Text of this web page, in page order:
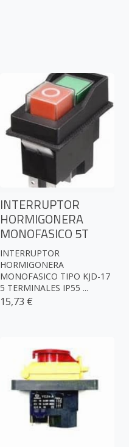
INTERRUPTOR
HORMIGONERA
MONOFASICO 5T
INTERRUPTOR
HORMIGONERA
MONOFASICO TIPO KJD-17
5 TERMINALES IP55 ...
15,73 €